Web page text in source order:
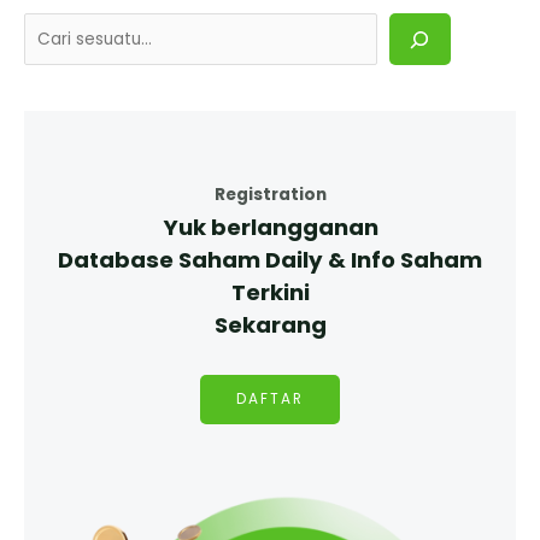
Registration
Yuk berlangganan
Database Saham Daily & Info Saham
Terkini
Sekarang
DAFTAR